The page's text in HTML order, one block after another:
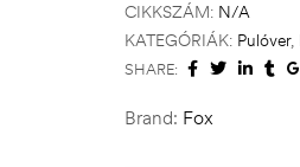
CIKKSZÁM: N/A
KATEGÓRIÁK: Pulóver,
SHARE:
Brand: Fox